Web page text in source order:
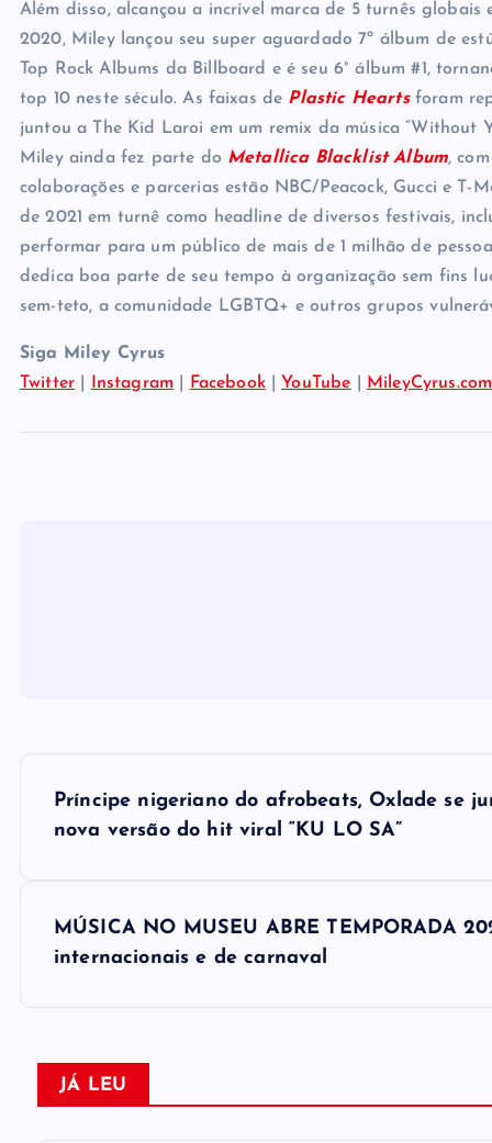
Além disso, alcançou a incrível marca de 5 turnês
2020, Miley lançou seu super aguardado 7º álbum de
Top Rock Albums da Billboard e é seu 6° álbum #1,
top 10 neste século. As faixas de Plastic Heartsforam
juntou a The Kid Laroi em um remix da música “Without
Miley ainda fez parte do Metallica Blacklist Album,
colaborações e parcerias estão NBC/Peacock, Gucci e
de 2021 em turnê como headline de diversos festivais,
performar para um público de mais de 1 milhão de
dedica boa parte de seu tempo à organização sem fins
sem-teto, a comunidade LGBTQ+ e outros grupos
Siga Miley Cyrus
Twitter
Instagram Facebook| YouTube MileyCyrus.com
NPríncipe nigeriano do afrobeats, Oxlade se
nova versão do hit viral “KU LO SA”
MÚSICA NO MUSEU ABRE TEMPORADA
internacionais e de carnaval
JÁ LEU